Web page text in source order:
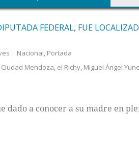
FEDERAL, FUE
Nacional, Portada
Ciudad Mendoza, el Richy, Miguel Ángel
dado a conocer a su madre en